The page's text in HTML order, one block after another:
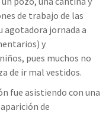
de trabajo de las
agotadora jornada a
y
pues muchos no
de ir mal vestidos.
fue asistiendo con una
de